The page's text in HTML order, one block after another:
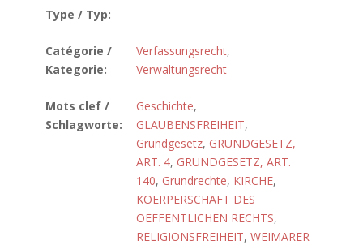
Type / Typ:
Catégorie /
Kategorie:
Verfassungsrecht,
Verwaltungsrecht
Mots clef /
Schlagworte:
Geschichte,
GLAUBENSFREIHEIT,
Grundgesetz, GRUNDGESETZ,
ART. 4, GRUNDGESETZ, ART.
140, Grundrechte, KIRCHE,
KOERPERSCHAFT DES
OEFFENTLICHEN RECHTS,
RELIGIONSFREIHEIT, WEIMARER